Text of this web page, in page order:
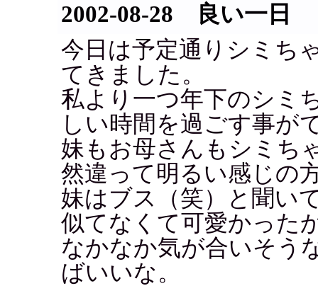
2002-08-28 良い一日
今日は予定通りシミち
てきました。
私より一つ年下のシミ
しい時間を過ごす事が
妹もお母さんもシミち
然違って明るい感じの
妹はブス（笑）と聞い
似てなくて可愛かった
なかなか気が合いそう
ばいいな。